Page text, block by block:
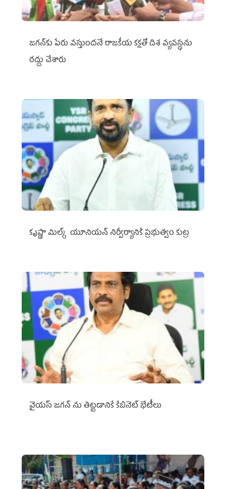
జగన్‌కు పేరు వస్తుందనే రాజకీయ కక్షతో దిశ వ్య‌వ‌స్థ‌ను
రద్దు చేశారు
కృష్ణా మిల్క్‌ యూనియన్‌ నిర్వీర్యానికి ప్రభుత్వం కుట్ర
వైయ‌స్ జగన్‌ ను తిట్టడానికే కేబినెట్‌ భేటీలు